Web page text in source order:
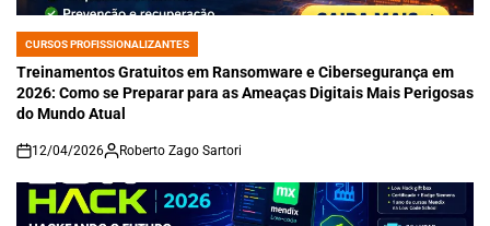
POSTED
IN
CURSOS PROFISSIONALIZANTES
Treinamentos Gratuitos em Ransomware e Cibersegurança em
2026: Como se Preparar para as Ameaças Digitais Mais Perigosas
do Mundo Atual
on
12/04/2026 Roberto Zago Sartori